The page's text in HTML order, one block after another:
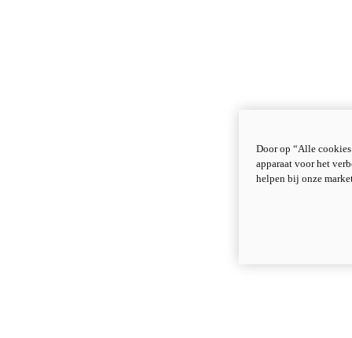
Door op “Alle
apparaat voor het
helpen bij onze